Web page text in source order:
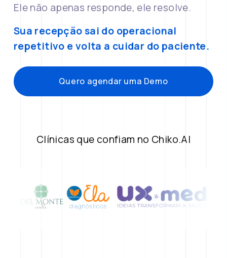
Ele não apenas responde, ele resolve.
Sua recepção sai do operacional
repetitivo e volta a cuidar do paciente.
Quero agendar uma Demo
Clínicas que confiam no Chiko.AI